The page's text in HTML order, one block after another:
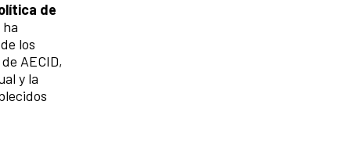
de
los
AECID,
y la